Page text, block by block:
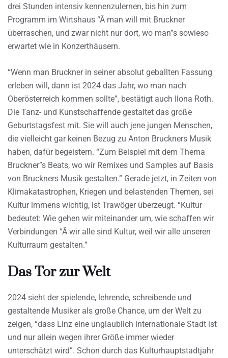
drei Stunden intensiv kennenzulernen, bis hin zum
Programm im Wirtshaus “Â man will mit Bruckner
überraschen, und zwar nicht nur dort, wo man”s sowieso
erwartet wie in Konzerthäusern.
“Wenn man Bruckner in seiner absolut geballten Fassung
erleben will, dann ist 2024 das Jahr, wo man nach
Oberösterreich kommen sollte”, bestätigt auch Ilona Roth.
Die Tanz- und Kunstschaffende gestaltet das große
Geburtstagsfest mit. Sie will auch jene jungen Menschen,
die vielleicht gar keinen Bezug zu Anton Bruckners Musik
haben, dafür begeistern. “Zum Beispiel mit dem Thema
Bruckner”s Beats, wo wir Remixes und Samples auf Basis
von Bruckners Musik gestalten.” Gerade jetzt, in Zeiten von
Klimakatastrophen, Kriegen und belastenden Themen, sei
Kultur immens wichtig, ist Trawöger überzeugt. “Kultur
bedeutet: Wie gehen wir miteinander um, wie schaffen wir
Verbindungen “Â wir alle sind Kultur, weil wir alle unseren
Kulturraum gestalten.”
Das Tor zur Welt
2024 sieht der spielende, lehrende, schreibende und
gestaltende Musiker als große Chance, um der Welt zu
zeigen, “dass Linz eine unglaublich internationale Stadt ist
und nur allein wegen ihrer Größe immer wieder
unterschätzt wird”. Schon durch das Kulturhauptstadtjahr